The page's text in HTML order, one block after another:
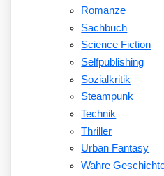
Romanze
Sachbuch
Science Fiction
Selfpublishing
Sozialkritik
Steampunk
Technik
Thriller
Urban Fantasy
Wahre